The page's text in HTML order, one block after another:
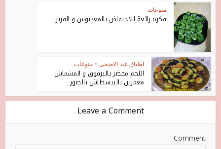
منوعات
فكرة رائعة للاحتفاض بالمعدنوس و القزبر
اطباق عيد الاضحى • منوعات
اللحم مخضر بالبرقوق و المشماش
معمرين بالبيسطاش بالصور
Leave a Comment
Comment